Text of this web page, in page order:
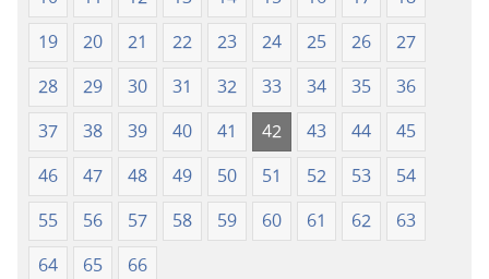
19
20 21 22 23 24 25 26
27
28
29 30 31 32 33 34 35
36
37
38 39 40 41 42 43 44
45
46
47 48 49 50 51 52 53
54
55
56 57 58 59 60 61 62
63
64
65 66